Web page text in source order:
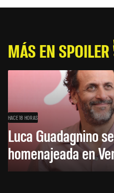
MÁS EN SPOILER
HACE 18 HORAS
Luca Guadagnino
homenajeada en